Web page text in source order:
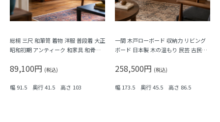
総桐 三尺 和箪笥 着物 洋服 普段着 大正
昭和初期 アンティーク 和家具 和骨董
89,100円 (税込)
幅 91.5 奥行 41.5 高さ 103
一間 木戸ローボード 収納力 リビング
ボード 日本製 木の温もり 民芸 古民家
258,500円 (税込)
幅 173.5 奥行 45.5 高さ 86.5